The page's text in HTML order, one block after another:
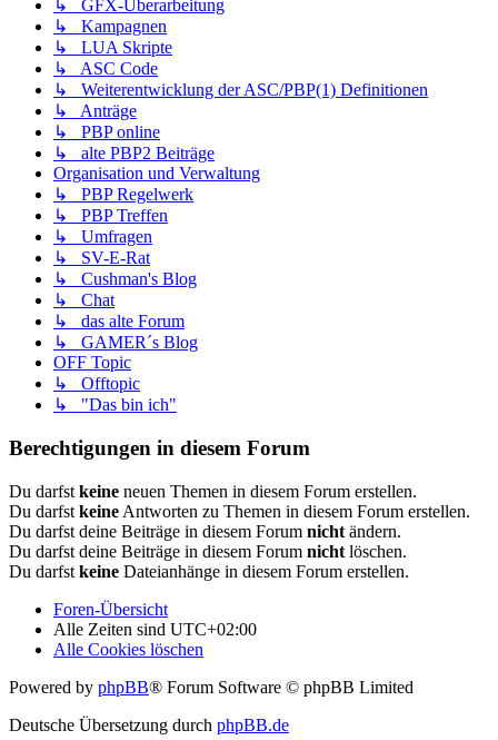
↳ GFX-Überarbeitung
↳ Kampagnen
↳ LUA Skripte
↳ ASC Code
↳ Weiterentwicklung der ASC/PBP(1) Definitionen
↳ Anträge
↳ PBP online
↳ alte PBP2 Beiträge
Organisation und Verwaltung
↳ PBP Regelwerk
↳ PBP Treffen
↳ Umfragen
↳ SV-E-Rat
↳ Cushman's Blog
↳ Chat
↳ das alte Forum
↳ GAMER´s Blog
OFF Topic
↳ Offtopic
↳ "Das bin ich"
Berechtigungen in diesem Forum
Du darfst keine neuen Themen in diesem Forum erstellen.
Du darfst keine Antworten zu Themen in diesem Forum erstellen.
Du darfst deine Beiträge in diesem Forum nicht ändern.
Du darfst deine Beiträge in diesem Forum nicht löschen.
Du darfst keine Dateianhänge in diesem Forum erstellen.
Foren-Übersicht
Alle Zeiten sind UTC+02:00
Alle Cookies löschen
Powered by phpBB® Forum Software © phpBB Limited
Deutsche Übersetzung durch phpBB.de